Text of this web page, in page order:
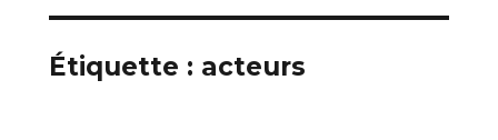
Étiquette : acteurs